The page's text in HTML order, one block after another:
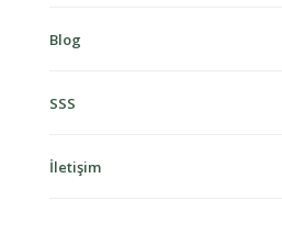
Blog
SSS
İletişim